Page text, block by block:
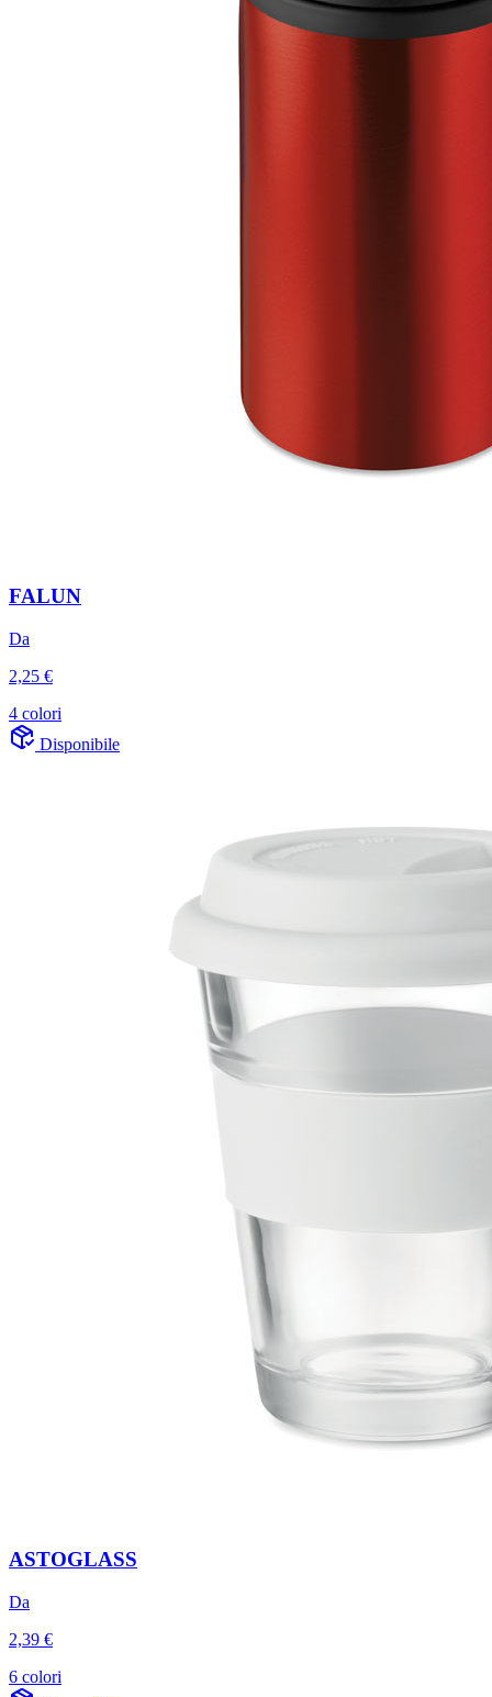
FALUN
Da
2,25 €
4 colori
Disponibile
ASTOGLASS
Da
2,39 €
6 colori